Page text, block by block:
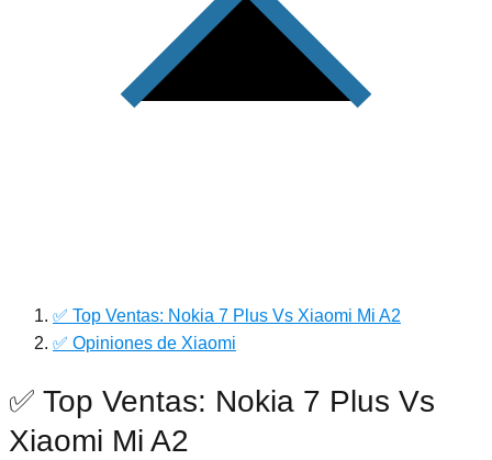
✅ Top Ventas: Nokia 7 Plus Vs Xiaomi Mi A2
✅ Opiniones de Xiaomi
✅ Top Ventas: Nokia 7 Plus Vs
Xiaomi Mi A2